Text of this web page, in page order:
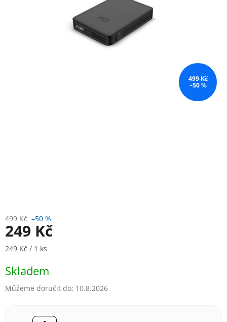
499 Kč
–50 %
499 Kč –50 %
249 Kč
Měrná cena:
249 Kč / 1 ks
Skladem
Můžeme doručit do: 10.8.2026